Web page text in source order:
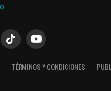
TÉRMINOS Y CONDICIONES